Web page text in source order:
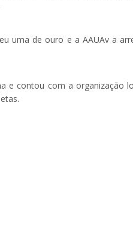
uma de ouro e a AAUAv a
e contou com a organização